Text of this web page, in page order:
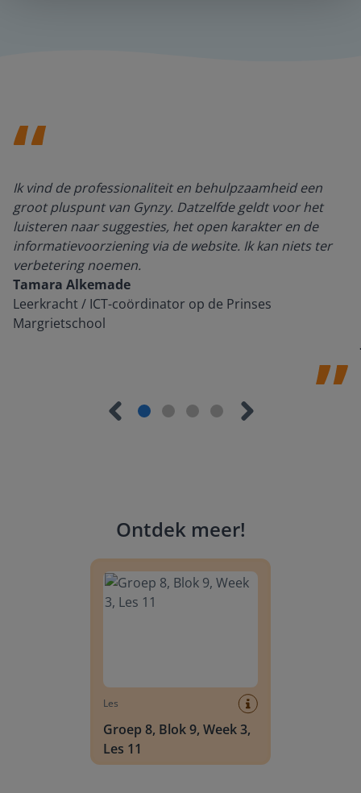
Ik vind de professionaliteit en behulpzaamheid een
groot pluspunt van Gynzy. Datzelfde geldt voor het
luisteren naar suggesties, het open karakter en de
informatievoorziening via de website. Ik kan niets ter
verbetering noemen.
Tamara Alkemade
Leerkracht / ICT-coördinator op de Prinses
Margrietschool
Ontdek meer!
Les
Groep 8, Blok 9, Week 3,
Les 11